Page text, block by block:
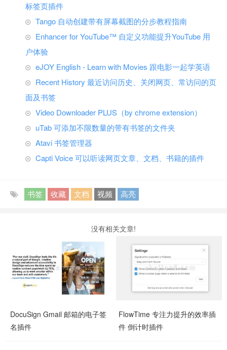
标签页插件
Tango 自动创建带有屏幕截图的分步教程指南
Enhancer for YouTube™ 自定义功能提升YouTube 用
户体验
eJOY English - Learn with Movies 跟电影一起学英语
Recent History 最近访问历史、关闭网页、常访问的页
面及书签
Video Downloader PLUS（by chrome extension）
uTab 可添加不限数量的带有书签的文件夹
Atavi 书签管理器
Capti Voice 可以听读网页文章、文档、书籍的插件
书签 收藏 文档 视频 高亮
没有相关文章!
DocuSign Gmail 邮箱的电子签
名插件
FlowTime 专注力提升的效率插
件 倒计时插件